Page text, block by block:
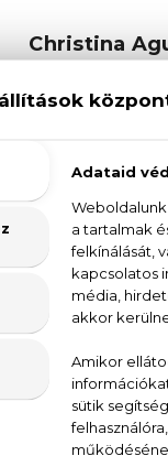
Christina
bájos és
Ez a
Aguilera
egy finom,
majd
Aguilera.
ragadjon az